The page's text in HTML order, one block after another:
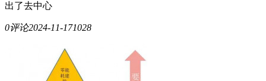
出了去中心
0评论2024-11-171028